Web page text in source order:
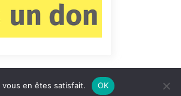
? Informations légales
en êtes satisfait. OK